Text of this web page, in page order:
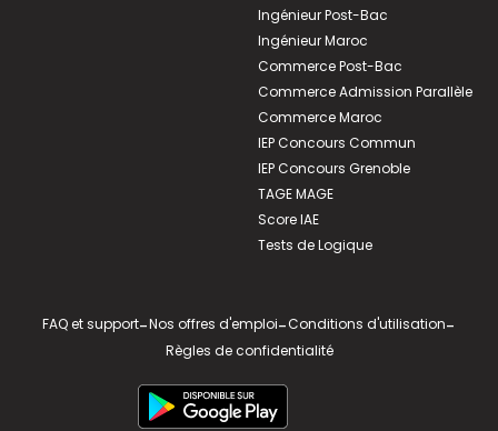
Ingénieur Post-Bac
Ingénieur Maroc
Commerce Post-Bac
Commerce Admission Parallèle
Commerce Maroc
IEP Concours Commun
IEP Concours Grenoble
TAGE MAGE
Score IAE
Tests de Logique
FAQ et support-Nos offres d'emploi-Conditions d'utilisation-
Règles de confidentialité